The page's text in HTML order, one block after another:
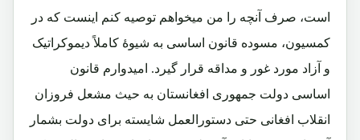
است، صرف آنچه را من میخواهم توصیه کنم اینست که در
کمسیون، مسوده قانون اساسی به شیوۀ کاملاً دیموکراتیک
و آزاد مورد غور و مداقه قرار گیرد. امیدوارم قانون
اساسی دولت جمهوری افغانستان به حیث مشعل فروزان
انقلاب افغانی حتی دستورالعمل شایسته برای دولت بشمار